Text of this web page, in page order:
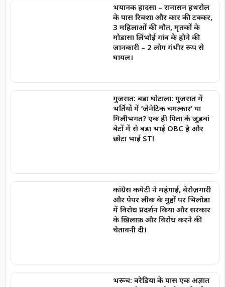
भयानक हादसा – रानासन हथरोल
के पास रिक्शा और कार की टक्कर,
3 महिलाओं की मौत, मृतकों के
मोडासा लिंभोई गांव के होने की
जानकारी – 2 लोग गंभीर रूप से
घायल।
गुजरात: बड़ा घोटाला: गुजरात में
भर्तियों में ‘जेनेटिक चमत्कार’ या
मिलीभगत? एक ही पिता के जुड़वां
बेटों में से बड़ा भाई OBC है और
छोटा भाई ST!
कांग्रेस कमेटी ने महंगाई, बेरोज़गारी
और पेपर लीक के मुद्दों पर भिलोडा
में विरोध प्रदर्शन किया और सरकार
के ख़िलाफ़ और विरोध करने की
चेतावनी दी।
भरूच: वरेडिया के पास एक अज्ञात